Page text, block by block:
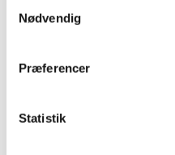
Nødvendig
Præferencer
Statistik
8 % af energi
Fedtstof